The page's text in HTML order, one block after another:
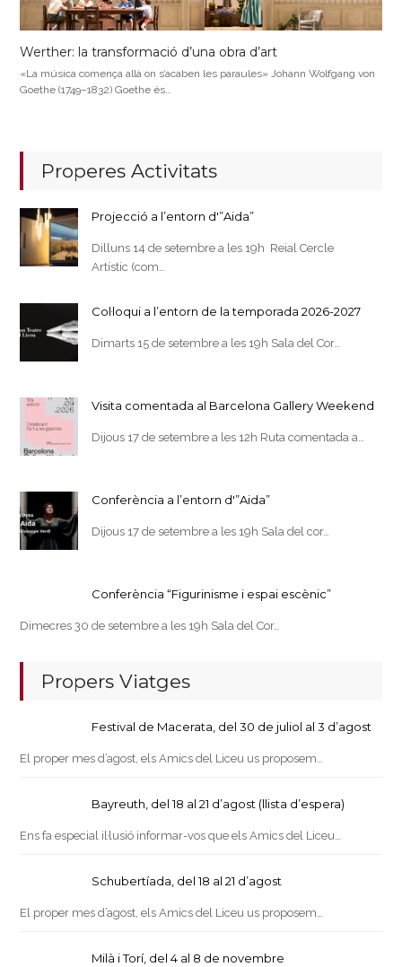
Werther: la transformació d’una obra d’art
«La música comença allà on s’acaben les paraules» Johann Wolfgang von
Goethe (1749–1832) Goethe és…
Properes Activitats
Projecció a l’entorn d'”Aida”
Dilluns 14 de setembre a les 19h Reial Cercle
Artístic (com…
Col·loqui a l’entorn de la temporada 2026-2027
Dimarts 15 de setembre a les 19h Sala del Cor…
Visita comentada al Barcelona Gallery Weekend
Dijous 17 de setembre a les 12h Ruta comentada a…
Conferència a l’entorn d'”Aida”
Dijous 17 de setembre a les 19h Sala del cor…
Conferència “Figurinisme i espai escènic”
Dimecres 30 de setembre a les 19h Sala del Cor…
Propers Viatges
Festival de Macerata, del 30 de juliol al 3 d’agost
El proper mes d’agost, els Amics del Liceu us proposem…
Bayreuth, del 18 al 21 d’agost (llista d’espera)
Ens fa especial il·lusió informar-vos que els Amics del Liceu…
Schubertíada, del 18 al 21 d’agost
El proper mes d’agost, els Amics del Liceu us proposem…
Milà i Torí, del 4 al 8 de novembre